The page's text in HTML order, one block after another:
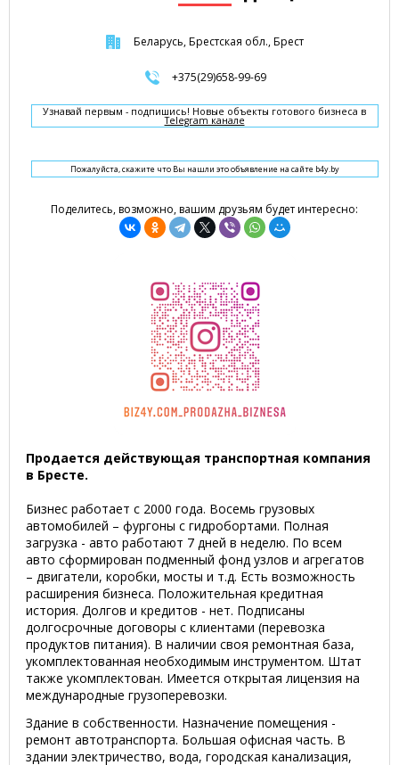
Беларусь, Брестская обл., Брест
+375(29)658-99-69
Узнавай первым - подпишись! Новые объекты готового бизнеса в
Telegram канале
Пожалуйста, скажите что Вы нашли это объявление на сайте b4y.by
Поделитесь, возможно, вашим друзьям будет интересно:
Продается действующая транспортная компания
в Бресте.
Бизнес работает с 2000 года. Восемь грузовых
автомобилей – фургоны с гидробортами. Полная
загрузка - авто работают 7 дней в неделю. По всем
авто сформирован подменный фонд узлов и агрегатов
– двигатели, коробки, мосты и т.д. Есть возможность
расширения бизнеса. Положительная кредитная
история. Долгов и кредитов - нет. Подписаны
долгосрочные договоры с клиентами (перевозка
продуктов питания). В наличии своя ремонтная база,
укомплектованная необходимым инструментом. Штат
также укомплектован. Имеется открытая лицензия на
международные грузоперевозки.
Здание в собственности. Назначение помещения -
ремонт автотранспорта. Большая офисная часть. В
здании электричество, вода, городская канализация,